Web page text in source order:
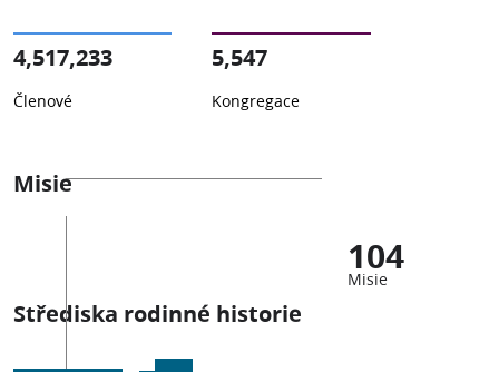
4,517,233
Členové
5,547
Kongregace
Misie
104
Misie
Střediska rodinné historie